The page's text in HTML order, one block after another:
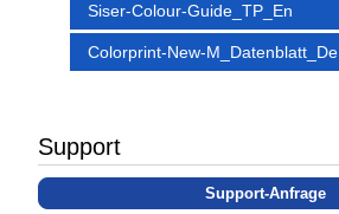
Siser-Colour-Guide_TP_En
Colorprint-New-M_Datenblatt_De
Support
Support-Anfrage